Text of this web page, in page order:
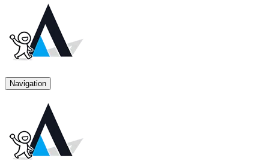
Navigation